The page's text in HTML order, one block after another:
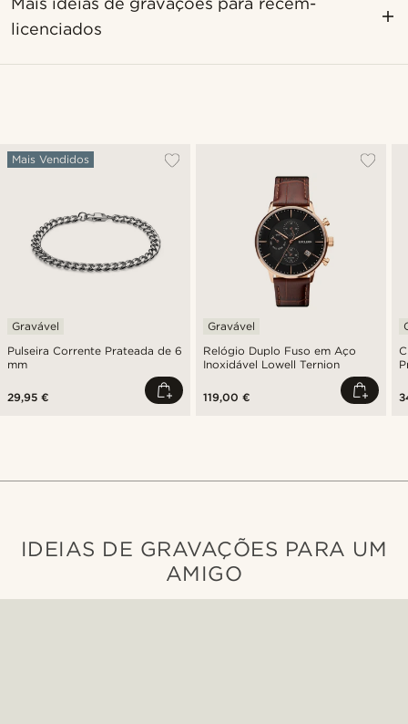
licenciados
Pulseira Corrente Prateada de 6
mm
Mais Vendidos
Gravável
29,95 €
Relógio Duplo Fuso em Aço
Inoxidável Lowell Ternion
Gravável
119,00 €
IDEIAS DE GRAVAÇÕES PARA UM
AMIGO